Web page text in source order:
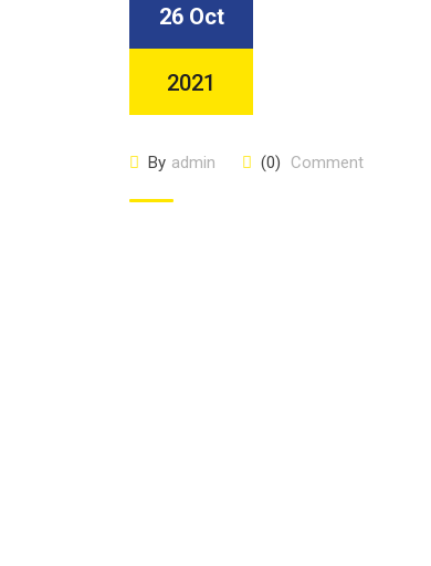
26 Oct
2021
By admin (0) Comment